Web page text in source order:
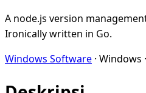
A node.js version
Ironically written in Go.
Windows Software · Windows ·